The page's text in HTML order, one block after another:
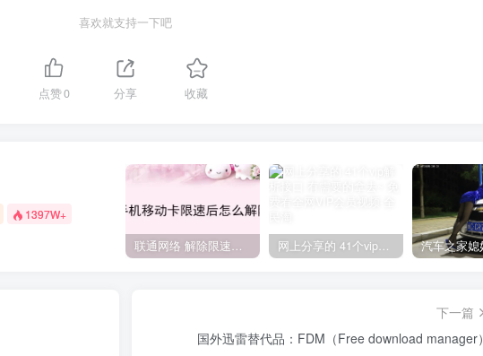
喜欢就支持一下吧
点赞0 分享 收藏
1397W+
联通网络 解除限速方法参考！畅享、畅玩、老白干等及其它地区自测了 网上分享的 41个vip解析接口 有需要的拿去~ 免费看全网VIP会员视频
下一篇
国外迅雷替代品：FDM（Free download manager）